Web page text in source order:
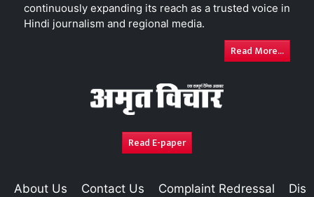
continuously expanding its reach as a trusted voice in
Hindi journalism and regional media.
Read More...
Read E-paper
About Us Contact Us Complaint Redressal